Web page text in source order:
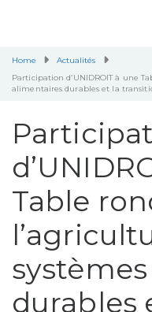
Home
Actualités
Participation d’UNIDROIT à une
alimentaires durables et la
Table
durables